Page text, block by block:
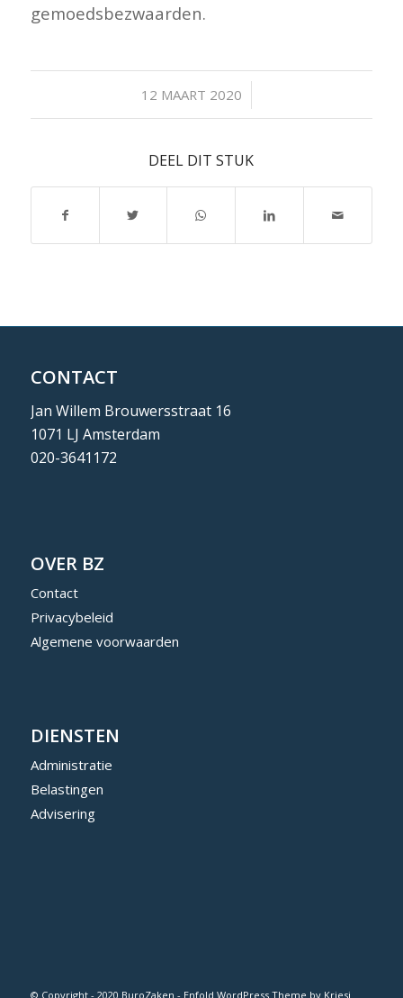
gemoedsbezwaarden.
12 MAART 2020
/
DEEL DIT STUK
CONTACT
Jan Willem Brouwersstraat 16
1071 LJ Amsterdam
020-3641172
OVER BZ
Contact
Privacybeleid
Algemene voorwaarden
DIENSTEN
Administratie
Belastingen
Advisering
© Copyright - 2020 BuroZaken - Enfold WordPress Theme by Kriesi